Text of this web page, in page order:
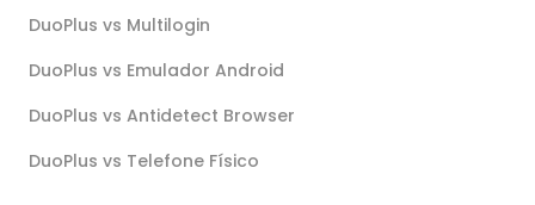
DuoPlus vs Multilogin
DuoPlus vs Emulador Android
DuoPlus vs Antidetect Browser
DuoPlus vs Telefone Físico